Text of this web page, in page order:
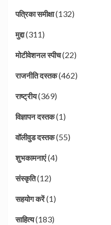
पत्रिका समीक्षा(132)
मुद्दा(311)
मोटीवेशनल स्पीच(22)
राजनीति दस्तक(462)
राष्ट्रीय(369)
विज्ञापन दस्तक(1)
वॉलीवुड दस्तक(55)
शुभकामनाएं(4)
संस्कृति(12)
सहयोग करें(1)
साहित्य(183)